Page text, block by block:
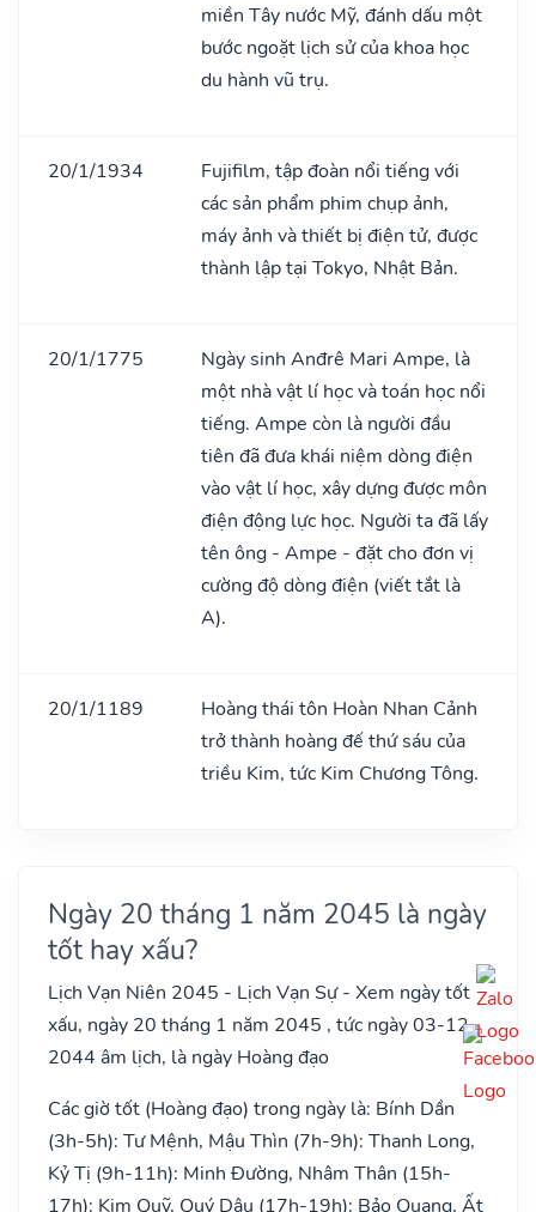
miền Tây nước Mỹ, đánh dấu một
bước ngoặt lịch sử của khoa học
du hành vũ trụ.
20/1/1934
Fujifilm, tập đoàn nổi tiếng với
các sản phẩm phim chụp ảnh,
máy ảnh và thiết bị điện tử, được
thành lập tại Tokyo, Nhật Bản.
20/1/1775
Ngày sinh Anđrê Mari Ampe, là
một nhà vật lí học và toán học nổi
tiếng. Ampe còn là người đầu
tiên đã đưa khái niệm dòng điện
vào vật lí học, xây dựng được môn
điện động lực học. Người ta đã lấy
tên ông - Ampe - đặt cho đơn vị
cường độ dòng điện (viết tắt là
A).
20/1/1189
Hoàng thái tôn Hoàn Nhan Cảnh
trở thành hoàng đế thứ sáu của
triều Kim, tức Kim Chương Tông.
Ngày 20 tháng 1 năm 2045 là ngày
tốt hay xấu?
Lịch Vạn Niên 2045 - Lịch Vạn Sự - Xem ngày tốt
xấu, ngày 20 tháng 1 năm 2045 , tức ngày 03-12-
2044 âm lịch, là ngày Hoàng đạo
Các giờ tốt (Hoàng đạo) trong ngày là: Bính Dần
(3h-5h): Tư Mệnh, Mậu Thìn (7h-9h): Thanh Long,
Kỷ Tị (9h-11h): Minh Đường, Nhâm Thân (15h-
17h): Kim Quỹ, Quý Dậu (17h-19h): Bảo Quang, Ất